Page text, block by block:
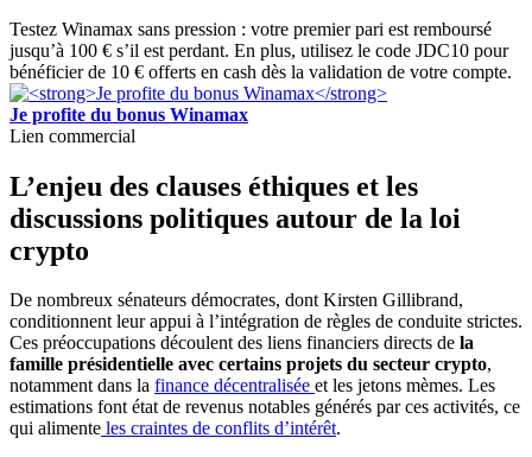
Testez Winamax sans pression : votre premier pari est remboursé
jusqu’à 100 € s’il est perdant. En plus, utilisez le code JDC10 pour
bénéficier de 10 € offerts en cash dès la validation de votre compte.
Je profite du bonus Winamax
Lien commercial
L’enjeu des clauses éthiques et les
discussions politiques autour de la loi
crypto
De nombreux sénateurs démocrates, dont Kirsten Gillibrand,
conditionnent leur appui à l’intégration de règles de conduite strictes.
Ces préoccupations découlent des liens financiers directs de la
famille présidentielle avec certains projets du secteur crypto,
notamment dans la finance décentralisée et les jetons mèmes. Les
estimations font état de revenus notables générés par ces activités, ce
qui alimente les craintes de conflits d’intérêt.